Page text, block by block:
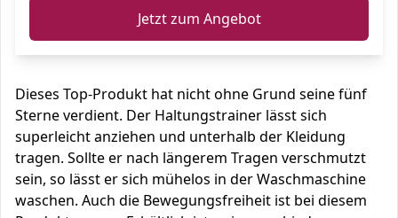
Jetzt zum Angebot
Dieses Top-Produkt hat nicht ohne Grund seine fünf
Sterne verdient. Der Haltungstrainer lässt sich
superleicht anziehen und unterhalb der Kleidung
tragen. Sollte er nach längerem Tragen verschmutzt
sein, so lässt er sich mühelos in der Waschmaschine
waschen. Auch die Bewegungsfreiheit ist bei diesem